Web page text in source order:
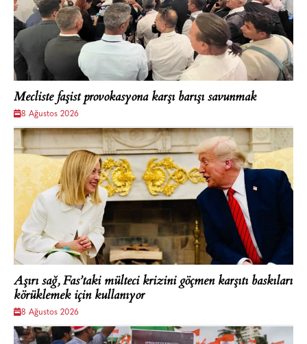
Mecliste faşist provokasyona karşı barışı savunmak
8 Ağustos 2026
Aşırı sağ, Fas’taki mülteci krizini göçmen karşıtı baskıları
körüklemek için kullanıyor
8 Ağustos 2026